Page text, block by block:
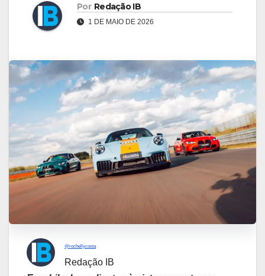
Por Redação IB
1 DE MAIO DE 2026
@rochellycosta
Redação IB